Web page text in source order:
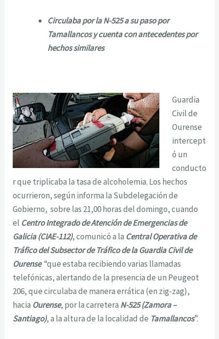
Circulaba por la N-525 a su paso por
Tamallancos y cuenta con antecedentes por
hechos similares
Guardia
Civil de
Ourense
intercept
ó un
conducto
r que triplicaba la tasa de alcoholemia. Los hechos
ocurrieron, según informa la Subdelegación de
Gobierno, sobre las 21,00 horas del domingo, cuando
el Centro Integrado de Atención de Emergencias de
Galicia (CIAE-112), comunicó a la Central Operativa de
Tráfico del Subsector de Tráfico de la Guardia Civil de
Ourense“que estaba recibiendo varias llamadas
telefónicas, alertando de la presencia de un Peugeot
206, que circulaba de manera errática (en zig-zag),
hacia Ourense, por la carretera N-525 (Zamora –
Santiago), a la altura de la localidad de Tamallancos”.